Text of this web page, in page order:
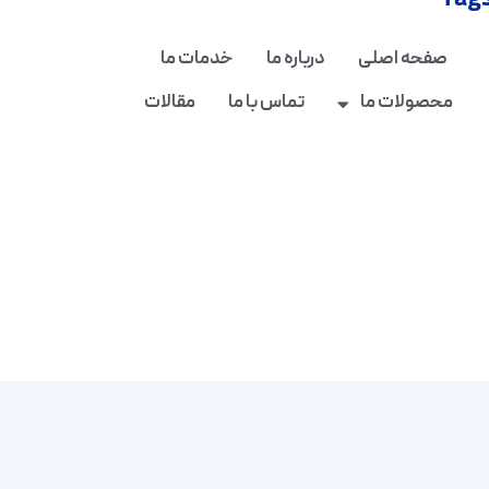
صفحه اصلی درباره ما
خدمات ما
محصولات ما
تماس با ما مقالات